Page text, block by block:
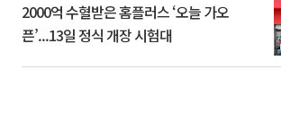
2000억 수혈받은 홈플러스 ‘오늘 가오
픈’...13일 정식 개장 시험대